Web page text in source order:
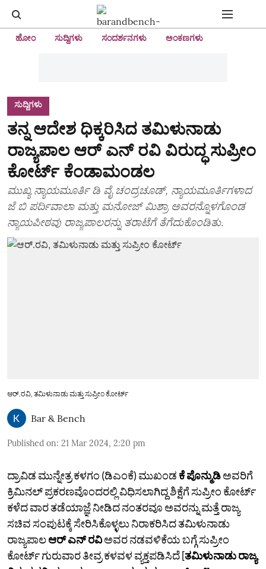
ಹೋಂ ಸುದ್ದಿಗಳು ಸಂದರ್ಶನಗಳು ಅಂಕಣಗಳು
ಸುದ್ದಿಗಳು
ತನ್ನ ಆದೇಶ ಧಿಕ್ಕರಿಸಿದ ತಮಿಳುನಾಡು
ರಾಜ್ಯಪಾಲ ಆರ್‌ ಎನ್‌ ರವಿ ವಿರುದ್ಧ ಸುಪ್ರೀಂ
ಕೋರ್ಟ್‌ ಕೆಂಡಾಮಂಡಲ
ಮುಖ್ಯ ನ್ಯಾಯಮೂರ್ತಿ ಡಿ ವೈ ಚಂದ್ರಚೂಡ್, ನ್ಯಾಯಮೂರ್ತಿಗಳಾದ
ಜೆ ಬಿ ಪರ್ದಿವಾಲಾ ಮತ್ತು ಮನೋಜ್ ಮಿಶ್ರಾ ಅವರನ್ನೊಳಗೊಂಡ
ನ್ಯಾಯಪೀಠವು ರಾಜ್ಯಪಾಲರನ್ನು ತರಾಟೆಗೆ ತೆಗೆದುಕೊಂಡಿತು.
ಆರ್.ರವಿ, ತಮಿಳುನಾಡು ಮತ್ತು ಸುಪ್ರೀಂ ಕೋರ್ಟ್
Bar & Bench
Published on: 21 Mar 2024, 2:20 pm
ದ್ರಾವಿಡ ಮುನ್ನೇತ್ರ ಕಳಗಂ (ಡಿಎಂಕೆ) ಮುಖಂಡ ಕೆ ಪೊನ್ಮುಡಿಅವರಿಗೆ
ಕ್ರಿಮಿನಲ್ ಪ್ರಕರಣವೊಂದರಲ್ಲಿ ವಿಧಿಸಲಾಗಿದ್ದ ಶಿಕ್ಷೆಗೆ ಸುಪ್ರೀಂ ಕೋರ್ಟ್
ಕಳೆದ ವಾರ ತಡೆಯಾಜ್ಞೆ ನೀಡಿದ ನಂತರವೂ ಅವರನ್ನು ಮತ್ತೆ ರಾಜ್ಯ
ಸಚಿವ ಸಂಪುಟಕ್ಕೆ ಸೇರಿಸಿಕೊಳ್ಳಲು ನಿರಾಕರಿಸಿದ ತಮಿಳುನಾಡು
ರಾಜ್ಯಪಾಲಆರ್ ಎನ್ ರವಿಅವರ ನಡವಳಿಕೆಯ ಬಗ್ಗೆ ಸುಪ್ರೀಂ
ಕೋರ್ಟ್ ಗುರುವಾರ ತೀವ್ರ ಕಳವಳ ವ್ಯಕ್ತಪಡಿಸಿದೆ [ತಮಿಳುನಾಡು ರಾಜ್ಯ